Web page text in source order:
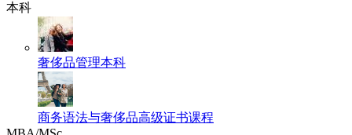
本科
奢侈品管理本科
商务语法与奢侈品高级证书课程